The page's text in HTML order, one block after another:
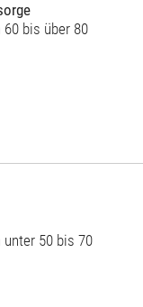
60 bis über 80
unter 50 bis 70